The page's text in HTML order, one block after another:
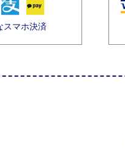
スマホ決済